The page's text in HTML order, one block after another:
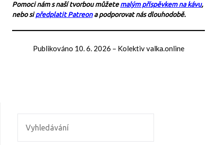
Pomoci nám s naší tvorbou můžetemalým příspěvkem na kávu,
nebo sipředplatit Patreona podporovat nás dlouhodobě.
Publikováno 10. 6. 2026 – Kolektiv valka.online